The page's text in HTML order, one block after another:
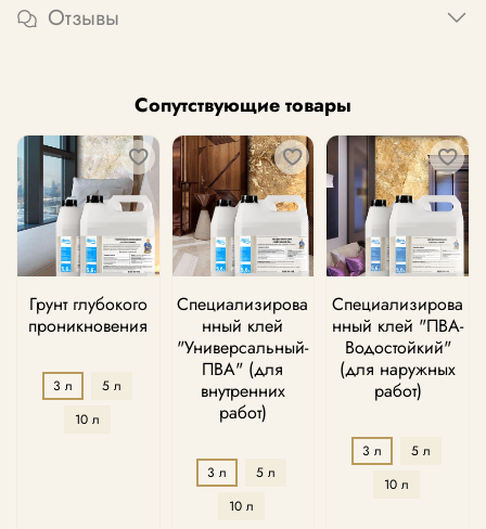
Отзывы
Сопутствующие товары
Грунт глубокого
проникновения
3 л
5 л
10 л
Специализирова
нный клей
"Универсальный-
ПВА" (для
внутренних
работ)
3 л
5 л
10 л
Специализирова
нный клей "ПВА-
Водостойкий"
(для наружных
работ)
3 л
5 л
10 л